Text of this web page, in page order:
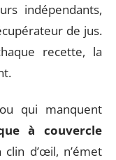
indépendants,
de jus.
recette, la
qui manquent
à couvercle
d’œil, n’émet